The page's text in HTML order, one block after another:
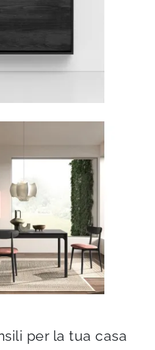
per la tua casa